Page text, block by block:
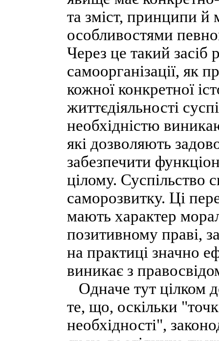
та зміст, принципи й
особливостями
Через це такий засіб
самоорганізації, як
кожної конкретної
життєдіяльності
необхідністю
які дозволяють
забезпечити
цілому. Суспільство
саморозвитку. Ці
мають характер
позитивному праві,
на практиці значно
виникає з
Одначе тут цілком
те, що, оскільки
необхідності",